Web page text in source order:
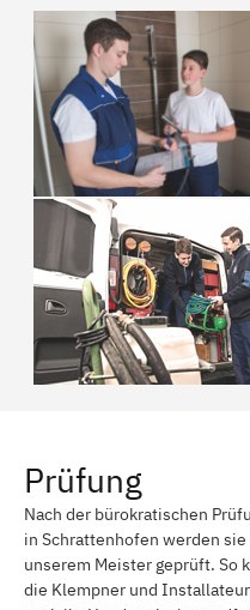
Prüfung
Nach der bürokratischen
in Schrattenhofen werden
unserem Meister geprüft. So
die Klempner und